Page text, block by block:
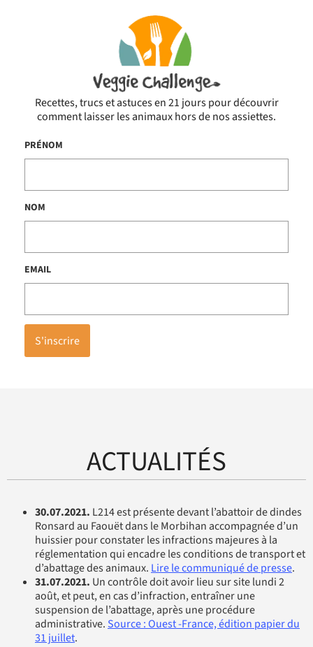
Recettes, trucs et astuces en 21 jours pour découvrir
comment laisser les animaux hors de nos assiettes.
PRÉNOM
NOM
EMAIL
S'inscrire
ACTUALITÉS
30.07.2021. L214 est présente devant l’abattoir de dindes
Ronsard au Faouët dans le Morbihan accompagnée d’un
huissier pour constater les infractions majeures à la
réglementation qui encadre les conditions de transport et
d’abattage des animaux. Lire le communiqué de presse.
31.07.2021. Un contrôle doit avoir lieu sur site lundi 2
août, et peut, en cas d’infraction, entraîner une
suspension de l’abattage, après une procédure
administrative. Source : Ouest -France, édition papier du
31 juillet.